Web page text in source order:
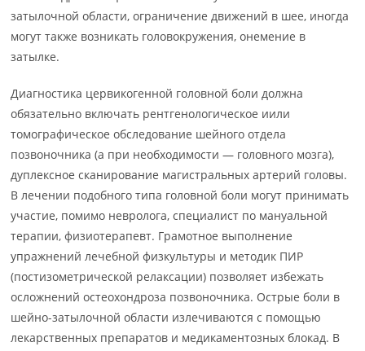
затылочной области, ограничение движений в шее, иногда
могут также возникать головокружения, онемение в
затылке.
Диагностика цервикогенной головной боли должна
обязательно включать рентгенологическое иили
томографическое обследование шейного отдела
позвоночника (а при необходимости — головного мозга),
дуплексное сканирование магистральных артерий головы.
В лечении подобного типа головной боли могут принимать
участие, помимо невролога, специалист по мануальной
терапии, физиотерапевт. Грамотное выполнение
упражнений лечебной физкультуры и методик ПИР
(постизометрической релаксации) позволяет избежать
осложнений остеохондроза позвоночника. Острые боли в
шейно-затылочной области излечиваются с помощью
лекарственных препаратов и медикаментозных блокад. В